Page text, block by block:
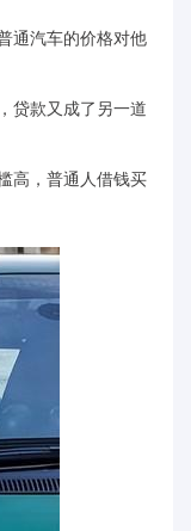
通汽车的价格对他
贷款又成了另一道
高，普通人借钱买